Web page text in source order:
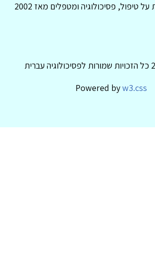
טיפול, פסיכולוגיה ומטפלים מאז 2002
Powered byw3.css